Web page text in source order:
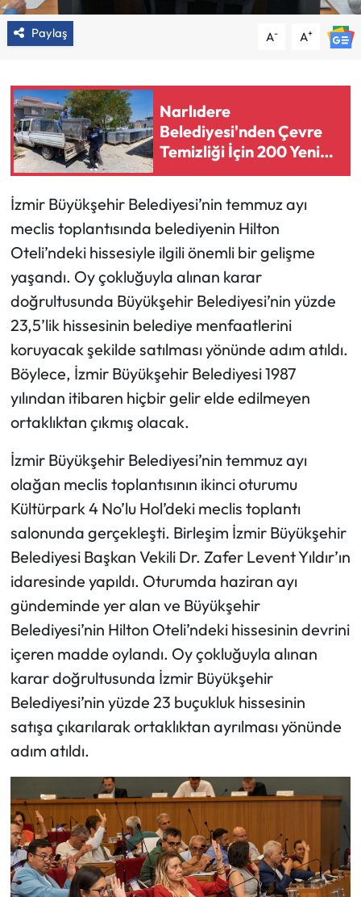
Paylaş A- A+
Narlıdere
Belediyesi'nden Çevre
Temizliği İçin 200 Yeni
Çöp Konteyneri
İzmir Büyükşehir Belediyesi’nin temmuz ayı
meclis toplantısında belediyenin Hilton
Oteli’ndeki hissesiyle ilgili önemli bir gelişme
yaşandı. Oy çokluğuyla alınan karar
doğrultusunda Büyükşehir Belediyesi’nin yüzde
23,5’lik hissesinin belediye menfaatlerini
koruyacak şekilde satılması yönünde adım atıldı.
Böylece, İzmir Büyükşehir Belediyesi 1987
yılından itibaren hiçbir gelir elde edilmeyen
ortaklıktan çıkmış olacak.
İzmir Büyükşehir Belediyesi’nin temmuz ayı
olağan meclis toplantısının ikinci oturumu
Kültürpark 4 No’lu Hol’deki meclis toplantı
salonunda gerçekleşti. Birleşim İzmir Büyükşehir
Belediyesi Başkan Vekili Dr. Zafer Levent Yıldır’ın
idaresinde yapıldı. Oturumda haziran ayı
gündeminde yer alan ve Büyükşehir
Belediyesi’nin Hilton Oteli’ndeki hissesinin devrini
içeren madde oylandı. Oy çokluğuyla alınan
karar doğrultusunda İzmir Büyükşehir
Belediyesi’nin yüzde 23 buçukluk hissesinin
satışa çıkarılarak ortaklıktan ayrılması yönünde
adım atıldı.